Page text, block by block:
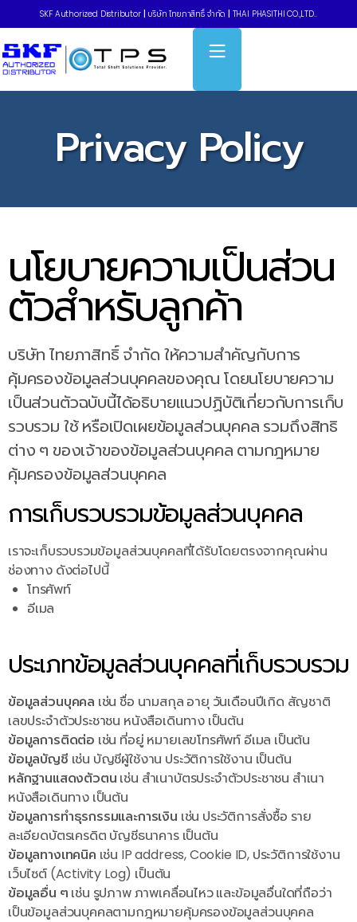
SKF Authorized Distributor บริษัท ไทยภาสิทธิ์ จำกัด THAI PHASITHI CO.,LTD..
Privacy Policy
นโยบายความเป็นส่วน
ตัวสำหรับลูกค้า
บริษัท ไทยภาสิทธิ์ จำกัด ให้ความสำคัญกับการ
คุ้มครองข้อมูลส่วนบุคคลของคุณ โดยนโยบายความ
เป็นส่วนตัวฉบับนี้ได้อธิบายแนวปฏิบัติเกี่ยวกับการเก็บ
รวบรวม ใช้ หรือเปิดเผยข้อมูลส่วนบุคคล รวมถึงสิทธิ
ต่าง ๆ ของเจ้าของข้อมูลส่วนบุคคล ตามกฎหมาย
คุ้มครองข้อมูลส่วนบุคคล
การเก็บรวบรวมข้อมูลส่วนบุคคล
เราจะเก็บรวบรวมข้อมูลส่วนบุคคลที่ได้รับโดยตรงจากคุณผ่าน
ช่องทาง ดังต่อไปนี้
โทรศัพท์
อีเมล
ประเภทข้อมูลส่วนบุคคลที่เก็บรวบรวม
ข้อมูลส่วนบุคคล เช่น ชื่อ นามสกุล อายุ วันเดือนปีเกิด สัญชาติ
เลขประจำตัวประชาชน หนังสือเดินทาง เป็นต้น
ข้อมูลการติดต่อ เช่น ที่อยู่ หมายเลขโทรศัพท์ อีเมล เป็นต้น
ข้อมูลบัญชี เช่น บัญชีผู้ใช้งาน ประวัติการใช้งาน เป็นต้น
หลักฐานแสดงตัวตน เช่น สำเนาบัตรประจำตัวประชาชน สำเนา
หนังสือเดินทาง เป็นต้น
ข้อมูลการทำธุรกรรมและการเงิน เช่น ประวัติการสั่งซื้อ ราย
ละเอียดบัตรเครดิต บัญชีธนาคาร เป็นต้น
ข้อมูลทางเทคนิค เช่น IP address, Cookie ID, ประวัติการใช้งาน
เว็บไซต์ (Activity Log) เป็นต้น
ข้อมูลอื่น ๆ เช่น รูปภาพ ภาพเคลื่อนไหว และข้อมูลอื่นใดที่ถือว่า
เป็นข้อมูลส่วนบุคคลตามกฎหมายคุ้มครองข้อมูลส่วนบุคคล